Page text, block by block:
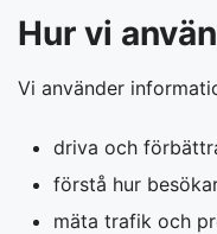
Hur vi
Vi använder
driva och
förstå hur
mäta trafik och